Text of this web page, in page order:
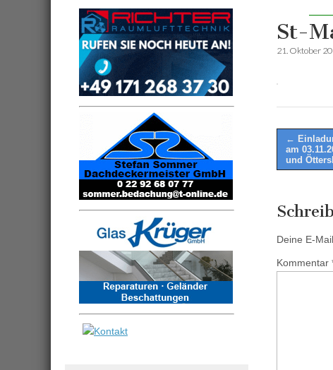
St-
21. Oktober
Post
←
am
und
Deine E-
Kommentar